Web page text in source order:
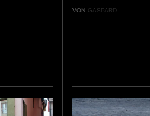
VON GASPARD